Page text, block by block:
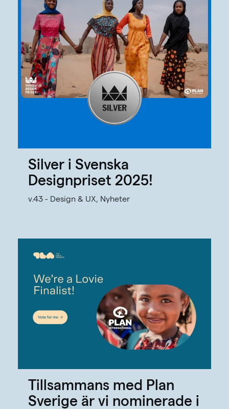
Silver i Svenska
Designpriset 2025!
v.43 - Design & UX, Nyheter
Tillsammans med Plan
Sverige är vi nominerade i